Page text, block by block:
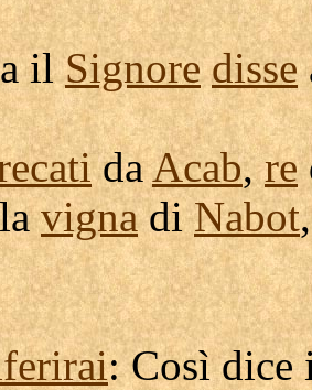
ilSignore disse
daAcab,re
vignadiNabot
: Così